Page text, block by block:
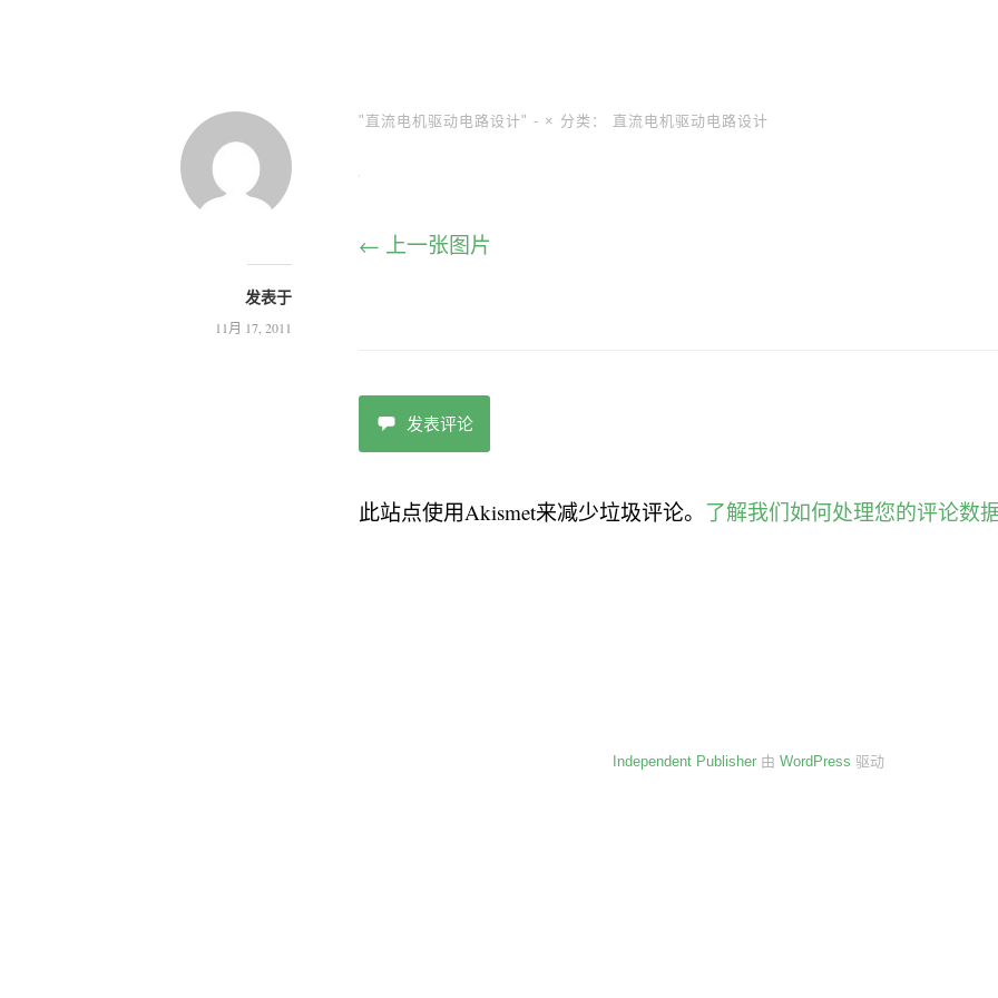
发表于
11月 17, 2011
"直流电机驱动电路设计" - × 分类： 直流电机驱动电路设计
← 上一张图片
发表评论
此站点使用Akismet来减少垃圾评论。 了解我们如何处理您的评论数
Independent Publisher 由 WordPress 驱动